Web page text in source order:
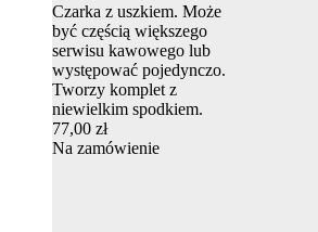
Czarka z uszkiem. Może
być częścią większego
serwisu kawowego lub
występować pojedynczo.
Tworzy komplet z
niewielkim spodkiem.
77,00 zł
Na zamówienie